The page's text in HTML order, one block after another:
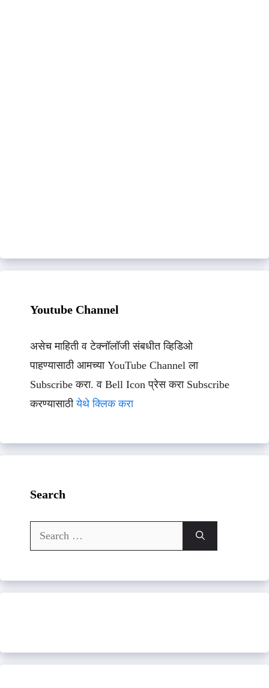
Youtube Channel
असेच माहिती व टेक्नॉलॉजी संबधीत व्हिडिओ
पाहण्यासाठी आमच्या YouTube Channel ला
Subscribe करा. व Bell Icon प्रेस करा Subscribe
करण्यासाठीयेथे क्लिक करा
Search
Search
for: